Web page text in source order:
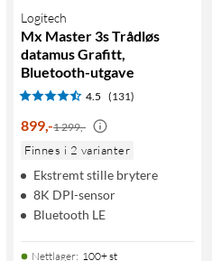
Logitech
Mx Master 3s Trådløs
datamus Grafitt,
Bluetooth-utgave
4.5 (131)
899,-1 299,-
Finnes i 2 varianter
Ekstremt stille brytere
8K DPI-sensor
Bluetooth LE
Nettlager: 100+ st